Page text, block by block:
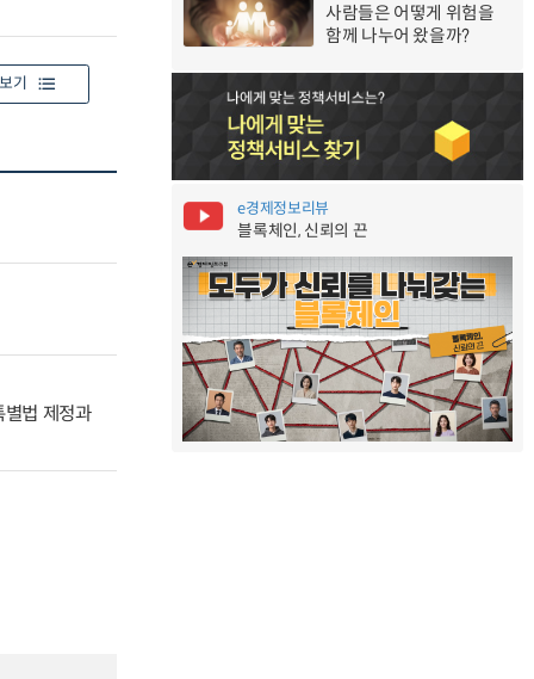
기
별법 제정과
사람들은 어떻게 위험을
함께 나누어 왔을까?
e경제정보리뷰
블록체인, 신뢰의 끈